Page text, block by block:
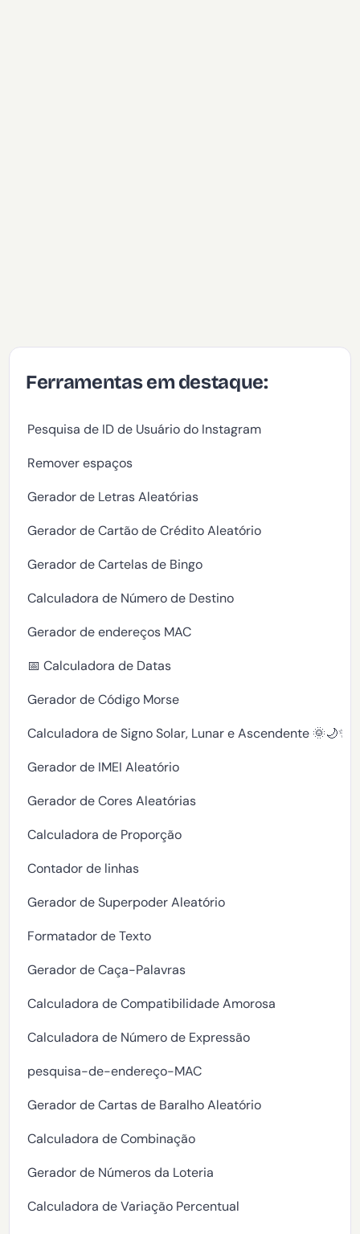
Ferramentas em destaque:
Pesquisa de ID de Usuário do Instagram
Remover espaços
Gerador de Letras Aleatórias
Gerador de Cartão de Crédito Aleatório
Gerador de Cartelas de Bingo
Calculadora de Número de Destino
Gerador de endereços MAC
📅 Calculadora de Datas
Gerador de Código Morse
Calculadora de Signo Solar, Lunar e Ascendente 🌞🌙✨
Gerador de IMEI Aleatório
Gerador de Cores Aleatórias
Calculadora de Proporção
Contador de linhas
Gerador de Superpoder Aleatório
Formatador de Texto
Gerador de Caça-Palavras
Calculadora de Compatibilidade Amorosa
Calculadora de Número de Expressão
pesquisa-de-endereço-MAC
Gerador de Cartas de Baralho Aleatório
Calculadora de Combinação
Gerador de Números da Loteria
Calculadora de Variação Percentual